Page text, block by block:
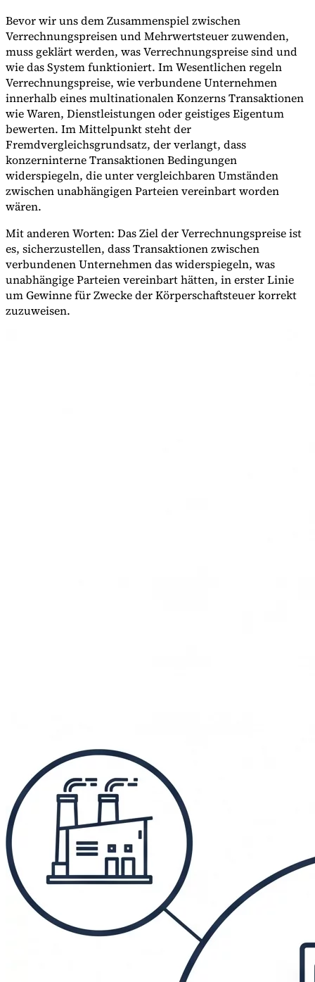
Experts
Unsere Autoren
Beitragender werden Wählen Sie einen Experten
Bevor wir uns dem Zusammenspiel zwischen
Verrechnungspreisen und Mehrwertsteuer zuwenden,
muss geklärt werden, was Verrechnungspreise sind und
wie das System funktioniert. Im Wesentlichen regeln
Verrechnungspreise, wie verbundene Unternehmen
innerhalb eines multinationalen Konzerns Transaktionen
wie Waren, Dienstleistungen oder geistiges Eigentum
bewerten. Im Mittelpunkt steht der
Fremdvergleichsgrundsatz, der verlangt, dass
konzerninterne Transaktionen Bedingungen
widerspiegeln, die unter vergleichbaren Umständen
zwischen unabhängigen Parteien vereinbart worden
wären.
Mit anderen Worten: Das Ziel der Verrechnungspreise ist
es, sicherzustellen, dass Transaktionen zwischen
verbundenen Unternehmen das widerspiegeln, was
unabhängige Parteien vereinbart hätten, in erster Linie
um Gewinne für Zwecke der Körperschaftsteuer korrekt
zuzuweisen.